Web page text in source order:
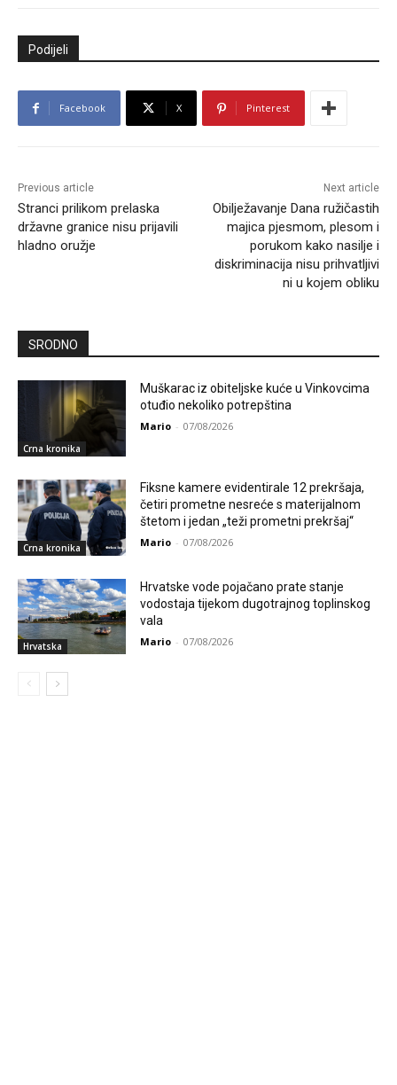
Podijeli
Facebook X Pinterest
Previous article
Stranci prilikom prelaska
državne granice nisu prijavili
hladno oružje
Next article
Obilježavanje Dana ružičastih
majica pjesmom, plesom i
porukom kako nasilje i
diskriminacija nisu prihvatljivi
ni u kojem obliku
SRODNO
Crna kronika
Muškarac iz obiteljske kuće u Vinkovcima
otuđio nekoliko potrepština
Mario - 07/08/2026
Crna kronika
Fiksne kamere evidentirale 12 prekršaja,
četiri prometne nesreće s materijalnom
štetom i jedan „teži prometni prekršaj“
Mario - 07/08/2026
Hrvatska
Hrvatske vode pojačano prate stanje
vodostaja tijekom dugotrajnog toplinskog
vala
Mario - 07/08/2026